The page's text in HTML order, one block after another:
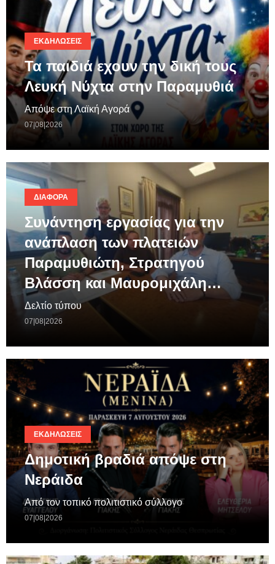
ΕΚΔΗΛΏΣΕΙΣ
Τα παιδιά εχουν την δική τους
Λευκή Νύχτα στην Παραμυθιά
Απόψε στη Λαϊκή Αγορά
07|08|2026
ΔΙΆΦΟΡΑ
Συνάντηση εργασίας για την
ανάπλαση των πλατειών
Παραμυθιώτη, Στρατηγού
Βλάσση και Μαυρομιχάλη…
Δελτίο τύπου
07|08|2026
ΕΚΔΗΛΏΣΕΙΣ
Δημοτική βραδιά απόψε στη
Νεράιδα
Από τον τοπικό πολιτιστικό σύλλογο
07|08|2026